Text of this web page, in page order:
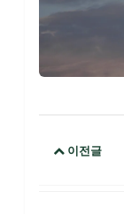
이전글